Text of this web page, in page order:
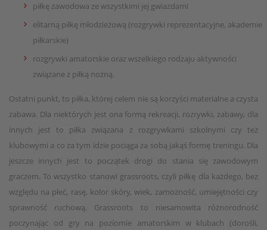
piłkę zawodowa ze wszystkimi jej gwiazdami
elitarną piłkę młodzieżową (rozgrywki reprezentacyjne, akademie
piłkarskie)
rozgrywki amatorskie oraz wszelkiego rodzaju aktywności
związane z piłką nożną.
Ostatni punkt, to piłka, której celem nie są korzyści materialne a czysta
zabawa. Dla niektórych jest ona formą rekreacji, rozrywki, zabawy, dla
innych jest to piłka związana z rozgrywkami szkolnymi czy też
klubowymi a co za tym idzie pociąga za sobą jakąś formę treningu. Dla
jeszcze innych jest to początek drogi do stania się zawodowym
graczem. To wszystko stanowi grassroots, czyli piłkę dla każdego, bez
względu na płeć, rasę, kolor skóry, wiek, zamożność, umiejętności czy
sprawność ruchową. Grassroots to niesamowita różnorodność
poczynając od gry na poziomie amatorskim w klubach (dorośli,